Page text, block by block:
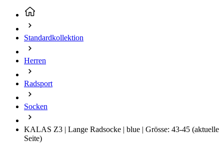
Standardkollektion
Herren
Radsport
Socken
KALAS Z3 | Lange Radsocke | blue | Grösse: 43-45 (aktuelle
Seite)